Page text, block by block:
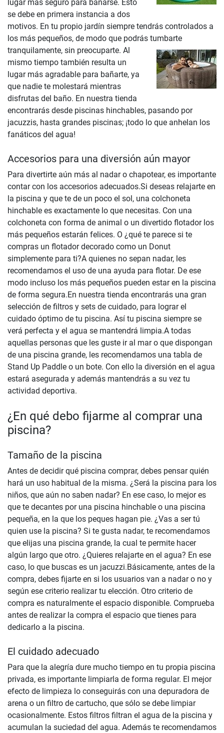
lugar más seguro para bañarse. Esto
se debe en primera instancia a dos
motivos. En tu propio jardín siempre tendrás controlados a
los más pequeños, de modo que podrás tumbarte
tranquilamente, sin preocuparte. Al
mismo tiempo también resulta un
lugar más agradable para bañarte, ya
que nadie te molestará mientras
disfrutas del baño. En nuestra tienda
encontrarás desde piscinas hinchables, pasando por
jacuzzis, hasta grandes piscinas; ¡todo lo que anhelan los
fanáticos del agua!
Accesorios para una diversión aún mayor
Para divertirte aún más al nadar o chapotear, es importante
contar con los accesorios adecuados.Si deseas relajarte en
la piscina y que te de un poco el sol, una colchoneta
hinchable es exactamente lo que necesitas. Con una
colchoneta con forma de animal o un divertido flotador los
más pequeños estarán felices. O ¿qué te parece si te
compras un flotador decorado como un Donut
simplemente para ti?A quienes no sepan nadar, les
recomendamos el uso de una ayuda para flotar. De ese
modo incluso los más pequeños pueden estar en la piscina
de forma segura.En nuestra tienda encontrarás una gran
selección de filtros y sets de cuidado, para lograr el
cuidado óptimo de tu piscina. Así tu piscina siempre se
verá perfecta y el agua se mantendrá limpia.A todas
aquellas personas que les guste ir al mar o que dispongan
de una piscina grande, les recomendamos una tabla de
Stand Up Paddle o un bote. Con ello la diversión en el agua
estará asegurada y además mantendrás a su vez tu
actividad deportiva.
¿En qué debo fijarme al comprar una
piscina?
Tamaño de la piscina
Antes de decidir qué piscina comprar, debes pensar quién
hará un uso habitual de la misma. ¿Será la piscina para los
niños, que aún no saben nadar? En ese caso, lo mejor es
que te decantes por una piscina hinchable o una piscina
pequeña, en la que los peques hagan pie. ¿Vas a ser tú
quien use la piscina? Si te gusta nadar, te recomendamos
que elijas una piscina grande, la cual te permite hacer
algún largo que otro. ¿Quieres relajarte en el agua? En ese
caso, lo que buscas es un jacuzzi.Básicamente, antes de la
compra, debes fijarte en si los usuarios van a nadar o no y
según ese criterio realizar tu elección. Otro criterio de
compra es naturalmente el espacio disponible. Comprueba
antes de realizar la compra el espacio que tienes para
dedicarlo a la piscina.
El cuidado adecuado
Para que la alegría dure mucho tiempo en tu propia piscina
privada, es importante limpiarla de forma regular. El mejor
efecto de limpieza lo conseguirás con una depuradora de
arena o un filtro de cartucho, que sólo se debe limpiar
ocasionalmente. Estos filtros filtran el agua de la piscina y
acumulan la suciedad del agua. Además te recomendamos